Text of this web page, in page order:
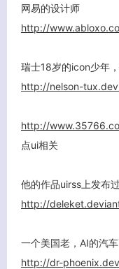
网易的设计师
http://
瑞士18岁的icon少年
http://nelson-
http://
点ui相关
他的作品uirss上发布过
http://
一个美国老，AI的汽
http://dr-